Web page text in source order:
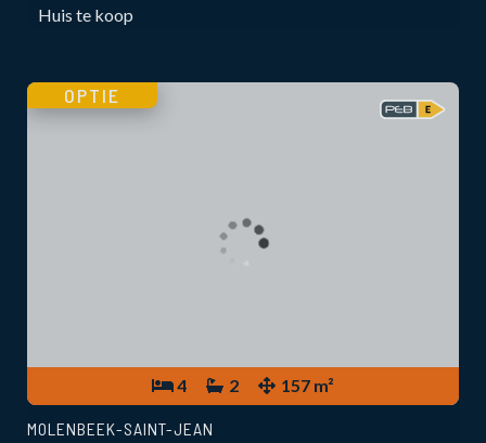
Huis te koop
4 2 157 m²
OPTIE
MOLENBEEK-SAINT-JEAN